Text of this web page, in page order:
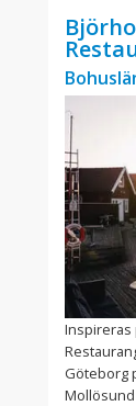
Inspireras
Göteborg